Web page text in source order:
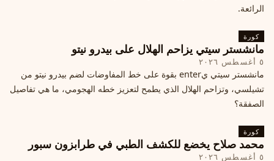
الرائعة.
كورة
مانشستر سيتي يزاحم الهلال على بيدرو نيتو
٥ أغسطس ٢٠٢٦
مانشستر سيتي يenter بقوة على خط المفاوضات لضم بيدرو نيتو من
تشيلسي، وتزاحم الهلال الذي يطمح لتعزيز خطه الهجومي، ما هي تفاصيل
الصفقة؟
كورة
محمد صلاح يخضع للكشف الطبي في طرابزون سبور
٥ أغسطس ٢٠٢٦